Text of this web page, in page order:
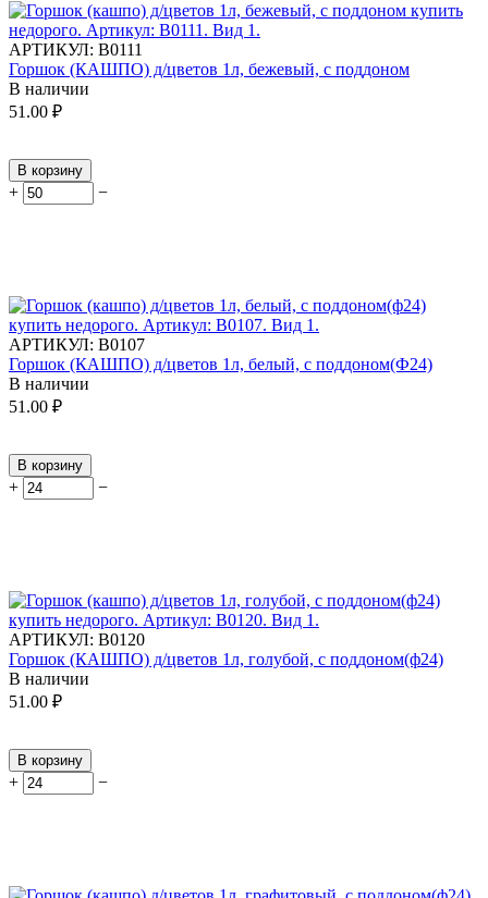
АРТИКУЛ: В0111
Горшок (КАШПО) д/цветов 1л, бежевый, с поддоном
В наличии
51.00 ₽
В корзину
+ −
АРТИКУЛ: В0107
Горшок (КАШПО) д/цветов 1л, белый, с поддоном(Ф24)
В наличии
51.00 ₽
В корзину
+ −
АРТИКУЛ: В0120
Горшок (КАШПО) д/цветов 1л, голубой, с поддоном(ф24)
В наличии
51.00 ₽
В корзину
+ −